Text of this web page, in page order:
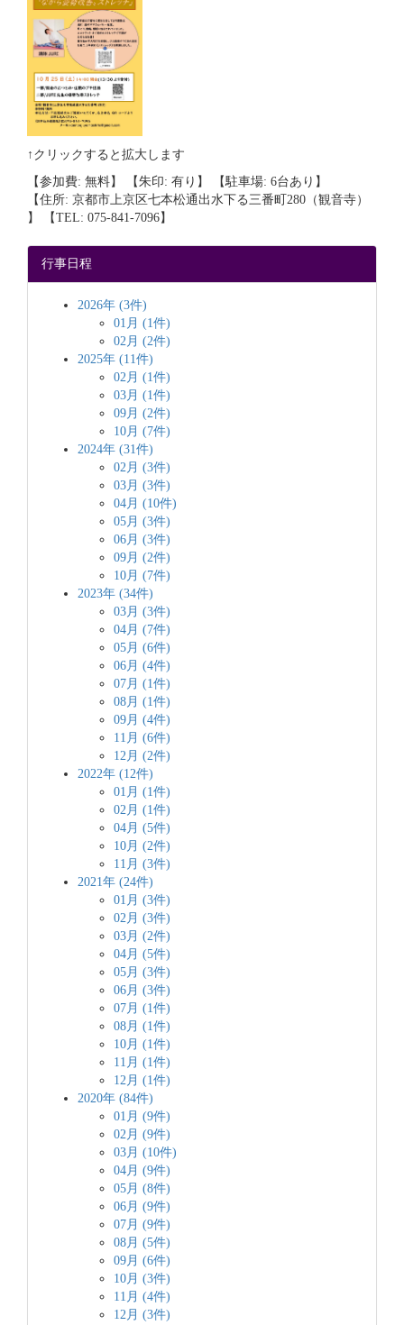
↑クリックすると拡大します
【参加費: 無料】 【朱印: 有り】 【駐車場: 6台あり】
【住所: 京都市上京区七本松通出水下る三番町280（観音寺）
】 【TEL: 075-841-7096】
行事日程
2026年 (3件)
01月 (1件)
02月 (2件)
2025年 (11件)
02月 (1件)
03月 (1件)
09月 (2件)
10月 (7件)
2024年 (31件)
02月 (3件)
03月 (3件)
04月 (10件)
05月 (3件)
06月 (3件)
09月 (2件)
10月 (7件)
2023年 (34件)
03月 (3件)
04月 (7件)
05月 (6件)
06月 (4件)
07月 (1件)
08月 (1件)
09月 (4件)
11月 (6件)
12月 (2件)
2022年 (12件)
01月 (1件)
02月 (1件)
04月 (5件)
10月 (2件)
11月 (3件)
2021年 (24件)
01月 (3件)
02月 (3件)
03月 (2件)
04月 (5件)
05月 (3件)
06月 (3件)
07月 (1件)
08月 (1件)
10月 (1件)
11月 (1件)
12月 (1件)
2020年 (84件)
01月 (9件)
02月 (9件)
03月 (10件)
04月 (9件)
05月 (8件)
06月 (9件)
07月 (9件)
08月 (5件)
09月 (6件)
10月 (3件)
11月 (4件)
12月 (3件)